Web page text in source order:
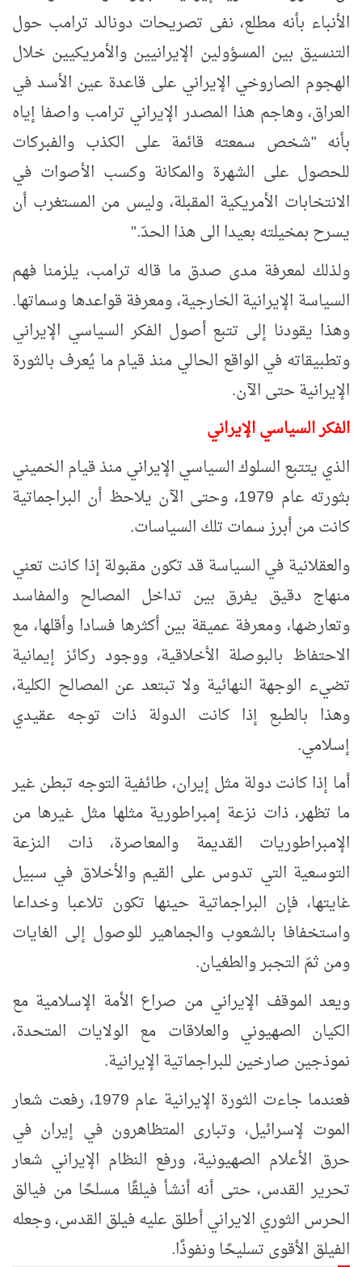
الأنباء بأنه مطلع، نفى تصريحات دونالد ترامب حول
التنسيق بين المسؤولين الإيرانيين والأمريكيين خلال
الهجوم الصاروخي الإيراني على قاعدة عين الأسد في
العراق، وهاجم هذا المصدر الإيراني ترامب واصفا إياه
بأنه "شخص سمعته قائمة على الكذب والفبركات
للحصول على الشهرة والمكانة وكسب الأصوات في
الانتخابات الأمريكية المقبلة، وليس من المستغرب أن
يسرح بمخيلته بعيدا الى هذا الحدّ."
ولذلك لمعرفة مدى صدق ما قاله ترامب، يلزمنا فهم
السياسة الإيرانية الخارجية، ومعرفة قواعدها وسماتها.
وهذا يقودنا إلى تتبع أصول الفكر السياسي الإيراني
وتطبيقاته في الواقع الحالي منذ قيام ما يُعرف بالثورة
الإيرانية حتى الآن.
الفكر السياسي الإيراني
الذي يتتبع السلوك السياسي الإيراني منذ قيام الخميني
بثورته عام 1979، وحتى الآن يلاحظ أن البراجماتية
كانت من أبرز سمات تلك السياسات.
والعقلانية في السياسة قد تكون مقبولة إذا كانت تعني
منهاج دقيق يفرق بين تداخل المصالح والمفاسد
وتعارضها، ومعرفة عميقة بين أكثرها فسادا وأقلها، مع
الاحتفاظ بالبوصلة الأخلاقية، ووجود ركائز إيمانية
تضيء الوجهة النهائية ولا تبتعد عن المصالح الكلية،
وهذا بالطبع إذا كانت الدولة ذات توجه عقيدي
إسلامي.
أما إذا كانت دولة مثل إيران، طائفية التوجه تبطن غير
ما تظهر، ذات نزعة إمبراطورية مثلها مثل غيرها من
الإمبراطوريات القديمة والمعاصرة، ذات النزعة
التوسعية التي تدوس على القيم والأخلاق في سبيل
غايتها، فإن البراجماتية حينها تكون تلاعبا وخداعا
واستخفافا بالشعوب والجماهير للوصول إلى الغايات
ومن ثمّ التجبر والطغيان.
ويعد الموقف الإيراني من صراع الأمة الإسلامية مع
الكيان الصهيوني والعلاقات مع الولايات المتحدة،
نموذجين صارخين للبراجماتية الإيرانية.
فعندما جاءت الثورة الإيرانية عام 1979، رفعت شعار
الموت لإسرائيل، وتبارى المتظاهرون في إيران في
حرق الأعلام الصهيونية، ورفع النظام الإيراني شعار
تحرير القدس، حتى أنه أنشأ فيلقًا مسلحًا من فيالق
الحرس الثوري الايراني أطلق عليه فيلق القدس، وجعله
الفيلق الأقوى تسليحًا ونفوذًا.